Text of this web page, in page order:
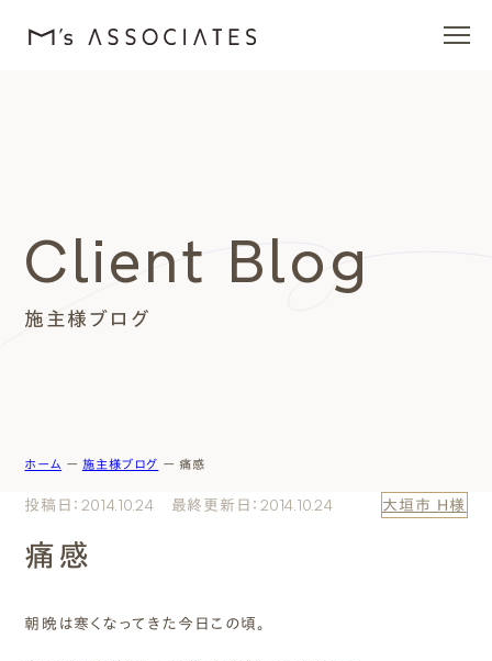
エムズを愛する人たち
施工事例
エムズのこと
施主様ブログ
Client Blog
ホーム ー 施主様ブログ ー痛感
投稿日：2014.10.24 最終更新日：2014.10.24 大垣市 H様
痛感
朝晩は寒くなってきた今日この頃。